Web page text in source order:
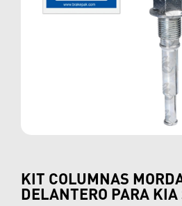
KIT COLUMNAS
DELANTERO PARA KIA